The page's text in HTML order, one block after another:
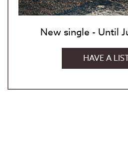
New single - Until
HAVE A